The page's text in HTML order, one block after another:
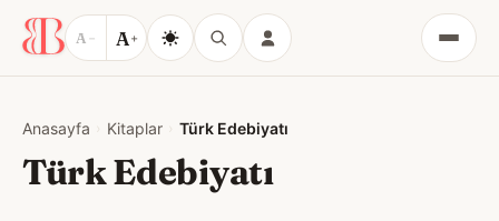
A − A+
Menü
Anasayfa Kitaplar Türk Edebiyatı
Türk Edebiyatı